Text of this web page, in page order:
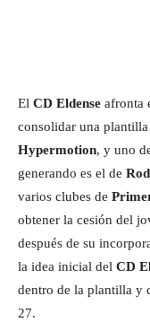
El CD Eldense afronta
consolidar una
Hypermotion, y uno
generando es el de
varios clubes de
obtener la cesión del
después de su
la idea inicial del CD
dentro de la plantilla y
27.